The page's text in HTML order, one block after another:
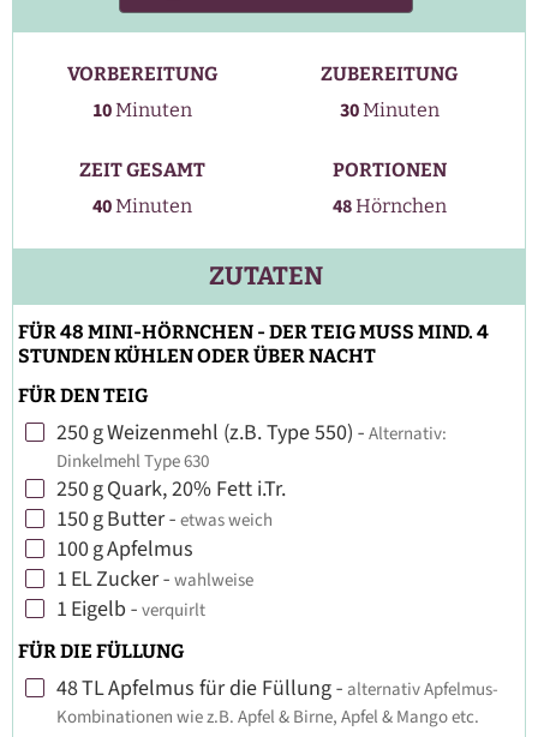
VORBEREITUNG
10Minuten
Minuten
ZUBEREITUNG
30Minuten
Minuten
ZEIT GESAMT
40Minuten
Minuten
PORTIONEN
48Hörnchen
ZUTATEN
FÜR 48 MINI-HÖRNCHEN - DER TEIG MUSS MIND. 4
STUNDEN KÜHLEN ODER ÜBER NACHT
FÜR DEN TEIG
▢
250gWeizenmehl (z.B. Type 550) - Alternativ:
Dinkelmehl Type 630
▢
250gQuark, 20% Fett i.Tr.
▢
150gButter- etwas weich
▢
100gApfelmus
▢
1 ELZucker- wahlweise
▢
1 Eigelb - verquirlt
FÜR DIE FÜLLUNG
▢
48TLApfelmus für die Füllung - alternativ Apfelmus-
Kombinationen wie z.B. Apfel & Birne, Apfel & Mango etc.